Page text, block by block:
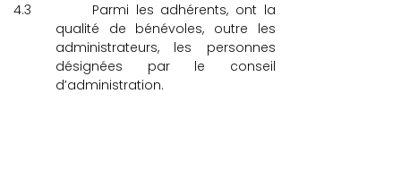
4.3
Parmi les adhérents, ont la
qualité de bénévoles, outre les
administrateurs, les personnes
désignées par le conseil
d’administration.